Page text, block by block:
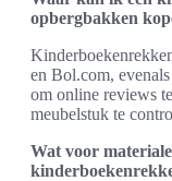
opbergbakken
en Bol.com,
om online reviews
meubelstuk te
Wat voor